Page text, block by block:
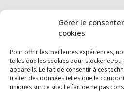
Gérer le
cookies
Pour offrir les meilleures expériences,
telles que les cookies pour stocker et/
appareils. Le fait de consentir à ces
traiter des données telles que le
uniques sur ce site. Le fait de ne pas